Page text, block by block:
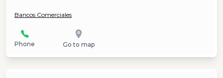
Bancos Comerciales
Phone Go to map